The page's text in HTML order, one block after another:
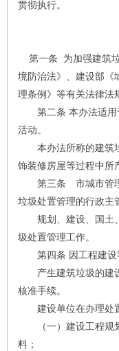
贯彻执行。
第一条 为加强建筑垃
境防治法》、建设部《
理条例》等有关法律法
第二条 本办法适用
活动。
本办法所称的建筑垃
饰装修房屋等过程中所
第三条 市城市管理
垃圾处置管理的行政主
规划、建设、国土、
圾处置管理工作。
第四条 因工程建设
产生建筑垃圾的建设
核准手续。
建设单位在办理处置
（一）建设工程规划
料；